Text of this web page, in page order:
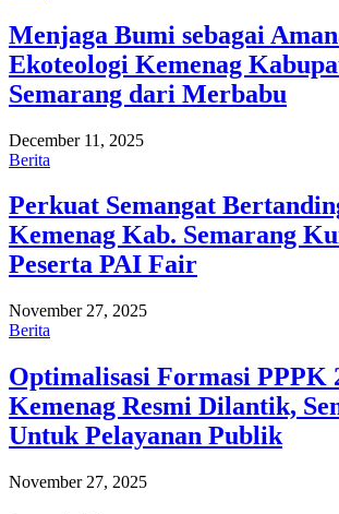
Menjaga Bumi sebagai
Ekoteologi Kemenag
Semarang dari Merbabu
December 11, 2025
Berita
Perkuat Semangat
Kemenag Kab. Semarang
Peserta PAI Fair
November 27, 2025
Berita
Optimalisasi Formasi PPPK
Kemenag Resmi Dilantik,
Untuk Pelayanan Publik
November 27, 2025